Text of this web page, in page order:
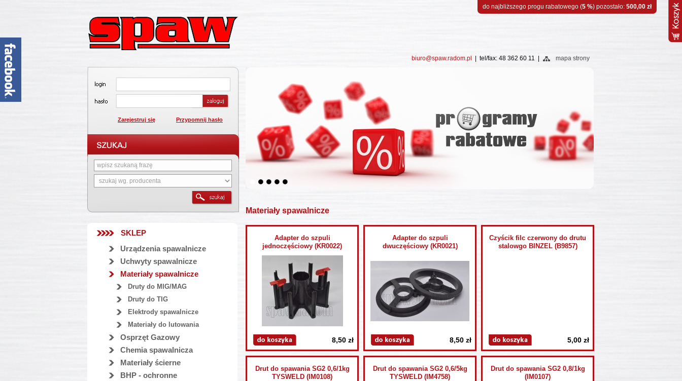
do najbliższego progu rabatowego (5 %) pozostało: 500,00 zł
Zarejestruj się Przypomnij hasło
SKLEP
Urządzenia spawalnicze
Uchwyty spawalnicze
Materiały spawalnicze
Druty do MIG/MAG
Druty do TIG
Elektrody spawalnicze
Materiały do lutowania
Osprzęt Gazowy
Chemia spawalnicza
Materiały ścierne
BHP - ochronne
mapa strony
biuro@spaw.radom.pl | tel/fax: 48 362 60 11 |
4
Materiały spawalnicze
Adapter do szpuli
jednoczęściowy (KR0022)
8,50 zł
Adapter do szpuli
dwuczęściowy (KR0021)
8,50 zł
Czyścik filc czerwony do drutu
stalowgo BINZEL (B9857)
5,00 zł
Drut do spawania SG2 0,6/1kg
TYSWELD (IM0108)
Drut do spawania SG2 0,6/5kg
TYSWELD (IM4758)
Drut do spawania SG2 0,8/1kg
(IM0107)